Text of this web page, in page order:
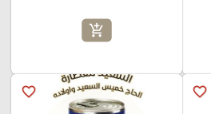
add_shopping_cart
favorite_border
favorite_border